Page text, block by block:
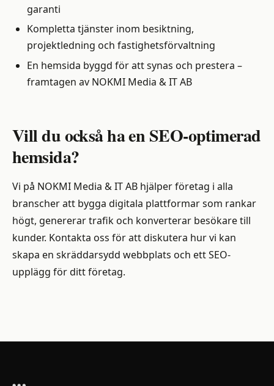
garanti
Kompletta tjänster inom besiktning,
projektledning och fastighetsförvaltning
En hemsida byggd för att synas och prestera –
framtagen av NOKMI Media & IT AB
Vill du också ha en SEO-optimerad
hemsida?
Vi på NOKMI Media & IT AB hjälper företag i alla
branscher att bygga digitala plattformar som rankar
högt, genererar trafik och konverterar besökare till
kunder. Kontakta oss för att diskutera hur vi kan
skapa en skräddarsydd webbplats och ett SEO-
upplägg för ditt företag.